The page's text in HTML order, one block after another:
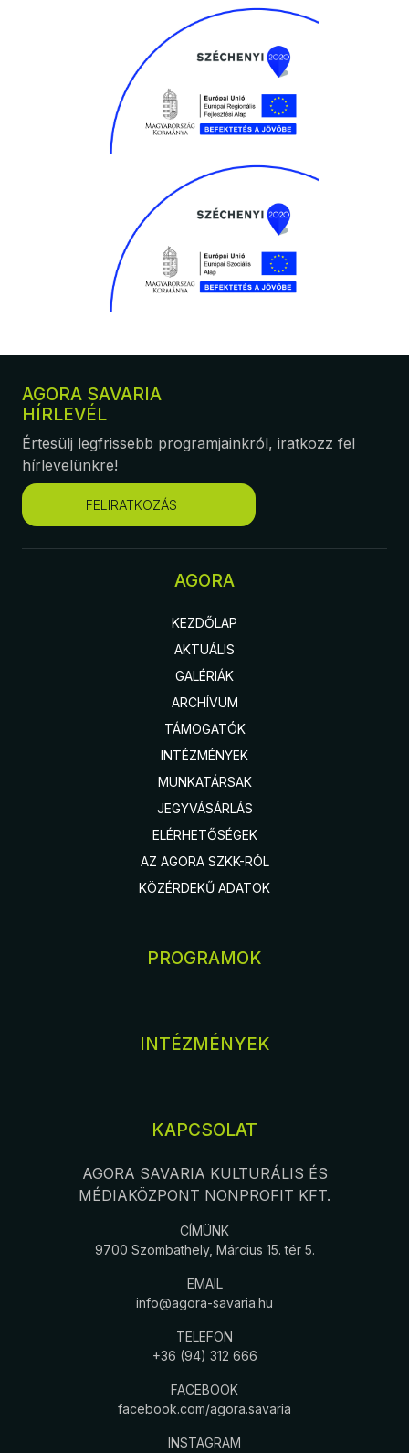
AGORA SAVARIA
HÍRLEVÉL
Értesülj legfrissebb programjainkról, iratkozz fel
hírlevelünkre!
FELIRATKOZÁS
AGORA
KEZDŐLAP
AKTUÁLIS
GALÉRIÁK
ARCHÍVUM
TÁMOGATÓK
INTÉZMÉNYEK
MUNKATÁRSAK
JEGYVÁSÁRLÁS
ELÉRHETŐSÉGEK
AZ AGORA SZKK-RÓL
KÖZÉRDEKŰ ADATOK
PROGRAMOK
INTÉZMÉNYEK
KAPCSOLAT
AGORA SAVARIA KULTURÁLIS ÉS
MÉDIAKÖZPONT NONPROFIT KFT.
CÍMÜNK
9700 Szombathely, Március 15. tér 5.
EMAIL
info@agora-savaria.hu
TELEFON
+36 (94) 312 666
FACEBOOK
facebook.com/agora.savaria
INSTAGRAM